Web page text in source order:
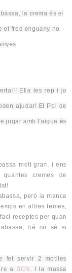
la crema és el
el fred enguany no
Ella les rep i jo
ajudar! El Pol de
jugar amb l'aigua és
molt gran, i ens
cremes de
però la manca
en altres temes,
receptes per quan
bé no sé si
fet servir 2 motlles
a BCN . I la massa